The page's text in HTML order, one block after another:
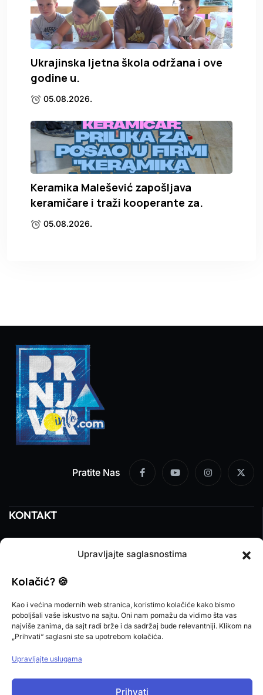
Upravljajte saglasnostima
Kolačić? 🍪
Kao i većina modernih web stranica, koristimo kolačiće kako bismo
poboljšali vaše iskustvo na sajtu. Oni nam pomažu da vidimo šta vas
najviše zanima, da sajt radi brže i da sadržaj bude relevantniji. Klikom na
„Prihvati“ saglasni ste sa upotrebom kolačića.
Upravljajte uslugama
Prihvati
Ukrajinska ljetna škola održana i ove
godine u.
05.08.2026.
Keramika Malešević zapošljava
keramičare i traži kooperante za.
05.08.2026.
Pratite Nas
KONTAKT
Email: marketing@prnjavorinfo.com
POŠALJI VIJEST